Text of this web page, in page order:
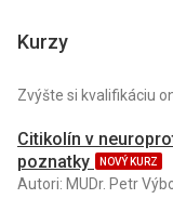
Kurzy
Zvýšte si kvalifikáciu
Citikolín v
poznatky
NOVÝ KURZ
Autori: MUDr. Petr